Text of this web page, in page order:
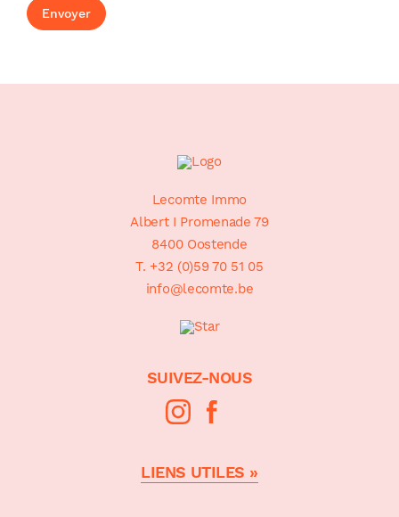
Envoyer
Lecomte Immo
Albert I Promenade 79
8400 Oostende
T. +32 (0)59 70 51 05
info@lecomte.be
SUIVEZ-NOUS
LIENS UTILES »